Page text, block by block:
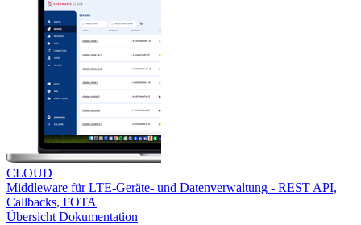
CLOUD
Middleware für LTE-Geräte- und Datenverwaltung - REST API,
Callbacks, FOTA
Übersicht Dokumentation